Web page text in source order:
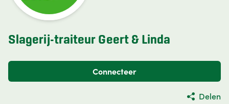
Slagerij-traiteur Geert & Linda
Connecteer
Delen